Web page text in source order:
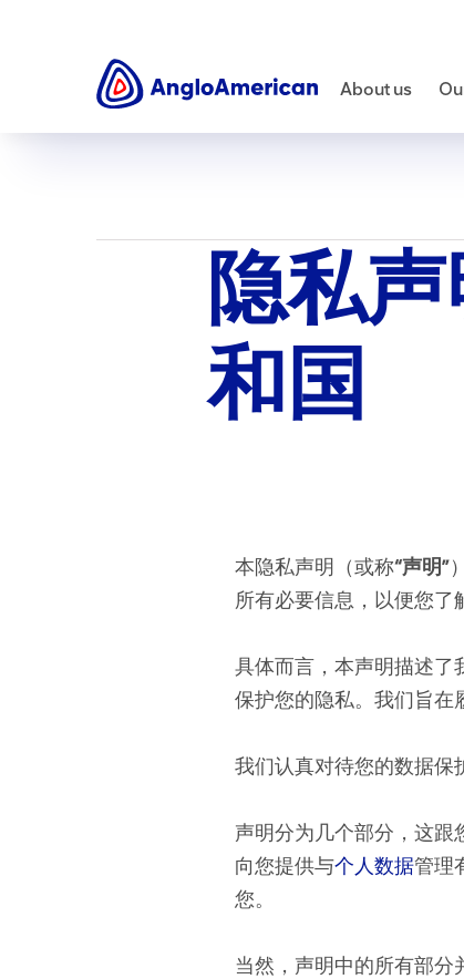
About us
隐私
和国
本隐私声明（或称“声明”
所有必要信息，以便您了
具体而言，本声明描述了
保护您的隐私。我们旨在
我们认真对待您的数据保
声明分为几个部分，这跟
向您提供与个人数据管理
您。
当然，声明中的所有部